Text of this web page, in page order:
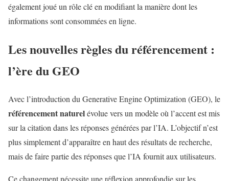
également joué un rôle clé en modifiant la manière dont les
informations sont consommées en ligne.
Les nouvelles règles du référencement :
l’ère du GEO
Avec l’introduction du Generative Engine Optimization (GEO), le
référencement naturelévolue vers un modèle où l’accent est mis
sur la citation dans les réponses générées par l’IA. L’objectif n’est
plus simplement d’apparaître en haut des résultats de recherche,
mais de faire partie des réponses que l’IA fournit aux utilisateurs.
Ce changement nécessite une réflexion approfondie sur les